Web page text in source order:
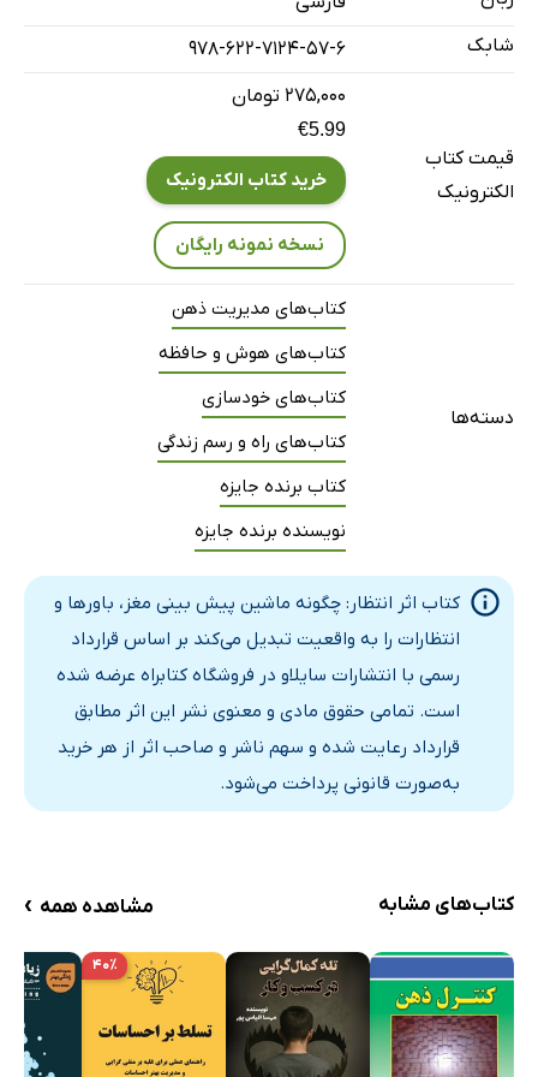
فصل ششم: تناقض غذا
چرا پرخوری لازمه سالم غذا خوردن است
فصل هفتم: استرس‌زدایی از استرس
چگونه احساسات منفی را به نفع خود به کار ببریم
فصل هشتم: اراده بی‌نهایت
چگونه ذخایر بی‌پایانی از خودکنترلی و تمرکز ذهنی بسازیم
فصل نهم: نبوغ کشف نشده
فصل دهم: پیران جوان‌مغز
چرا همان‌قدر که خودتان احساس می‌کنید، جوان یا پیر هستید
شابک
978-622-7124-57-6
قیمت کتاب
الکترونیک
۲۷۵,۰۰۰ تومان
€5.99
خرید کتاب الکترونیک
نسخه نمونه رایگان
دسته‌ها
کتاب‌های مدیریت ذهن
کتاب‌های هوش و حافظه
کتاب‌های خودسازی
کتاب‌های راه و رسم زندگی
کتاب برنده جایزه
نویسنده برنده جایزه
کتاب اثر انتظار: چگونه ماشین پیش بینی مغز، باورها و
انتظارات را به واقعیت تبدیل می‌کند بر اساس قرارداد
رسمی با انتشارات سایلاو در فروشگاه کتابراه عرضه شده
است. تمامی حقوق مادی و معنوی نشر این اثر مطابق
قرارداد رعایت شده و سهم ناشر و صاحب اثر از هر خرید
به‌صورت قانونی پرداخت می‌شود.
کتاب‌های مشابه مشاهده همه ›
۴۰٪